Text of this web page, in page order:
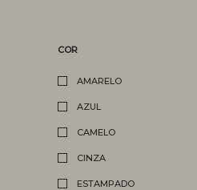
COR
AMARELO
AZUL
CAMELO
CINZA
ESTAMPADO